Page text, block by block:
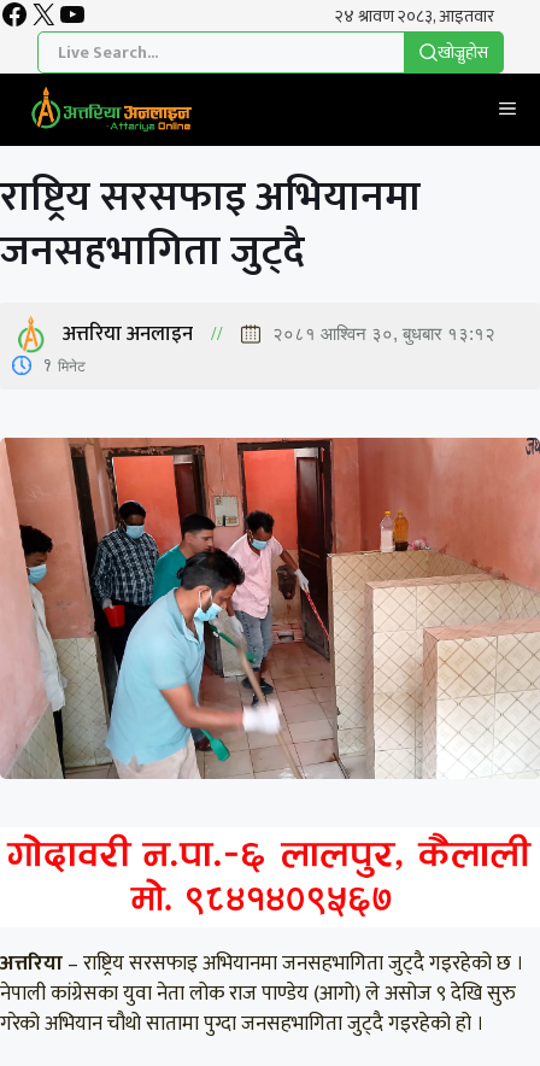
Skip
content
Facebook
X YouTube
खाेज्नुहाेस
राष्ट्रिय सरसफाइ अभियानमा
जनसहभागिता जुट्दै
अत्तरिया अनलाइन २०८१ आश्विन ३०, बुधबार १३:१२
1 मिनेट
अत्तरिया– राष्ट्रिय सरसफाइ अभियानमा जनसहभागिता जुट्दै गइरहेको छ ।
नेपाली कांग्रेसका युवा नेता लोक राज पाण्डेय (आगो) ले असोज ९ देखि सुरु
गरेको अभियान चौथो सातामा पुग्दा जनसहभागिता जुट्दै गइरहेको हो ।